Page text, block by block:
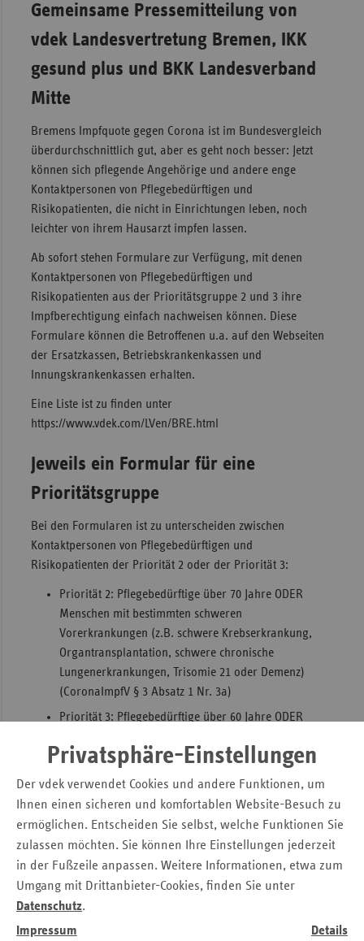
Privatsphäre-Einstellungen
Der vdek verwendet Cookies und andere Funktionen, um
Ihnen einen sicheren und komfortablen Website-Besuch zu
ermöglichen. Entscheiden Sie selbst, welche Funktionen Sie
zulassen möchten. Sie können Ihre Einstellungen jederzeit
in der Fußzeile anpassen. Weitere Informationen, etwa zum
Umgang mit Drittanbieter-Cookies, finden Sie unter
Datenschutz.
Impressum
Details
Gemeinsame Pressemitteilung von
vdek Landesvertretung Bremen, IKK
gesund plus und BKK Landesverband
Mitte
Bremens Impfquote gegen Corona ist im Bundesvergleich
überdurchschnittlich gut, aber es geht noch besser: Jetzt
können sich pflegende Angehörige und andere enge
Kontaktpersonen von Pflegebedürftigen und
Risikopatienten, die nicht in Einrichtungen leben, noch
leichter von ihrem Hausarzt impfen lassen.
Ab sofort stehen Formulare zur Verfügung, mit denen
Kontaktpersonen von Pflegebedürftigen und
Risikopatienten aus der Prioritätsgruppe 2 und 3 ihre
Impfberechtigung einfach nachweisen können. Diese
Formulare können die Betroffenen u.a. auf den Webseiten
der Ersatzkassen, Betriebskrankenkassen und
Innungskrankenkassen erhalten.
Eine Liste ist zu finden unter
https://www.vdek.com/LVen/BRE.html
Jeweils ein Formular für eine
Prioritätsgruppe
Bei den Formularen ist zu unterscheiden zwischen
Kontaktpersonen von Pflegebedürftigen und
Risikopatienten der Priorität 2 oder der Priorität 3:
Priorität 2: Pflegebedürftige über 70 Jahre ODER
Menschen mit bestimmten schweren
Vorerkrankungen (z.B. schwere Krebserkrankung,
Organtransplantation, schwere chronische
Lungenerkrankungen, Trisomie 21 oder Demenz)
(CoronaImpfV § 3 Absatz 1 Nr. 3a)
Priorität 3: Pflegebedürftige über 60 Jahre ODER
erhöhtem Risiko (z.B. Herzerkrankungen, Diabetes,
In anderen Bundesländern ist dieses Verfahren bereits
verbreitet, nun können sich also auch Kontaktpersonen von
Risikopatienten in Bremen besser und einfacher gegen
Covid-19 impfen lassen.
Formular und Nachweis sind nötig